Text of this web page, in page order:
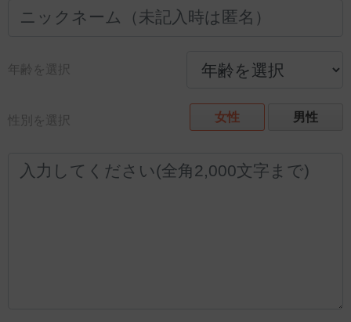
年齢を選択
性別を選択 女性 男性